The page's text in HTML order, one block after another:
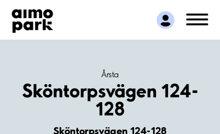
Hitta parkering
Samarbete
Kundservice
Årsta
Sköntorpsvägen 124-
128
Sköntorpsvägen 124-128